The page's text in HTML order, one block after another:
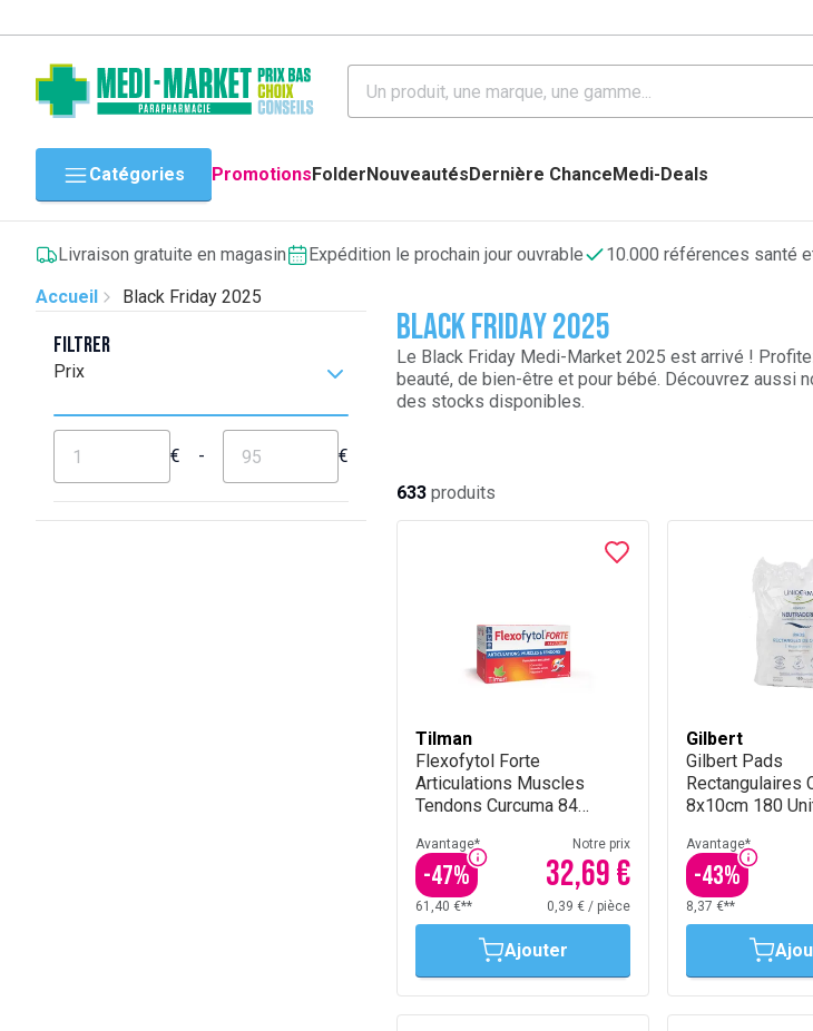
Catégories PromotionsFolderNouveautésDernière ChanceMedi-Deals
Livraison gratuite en magasin Expédition le prochain jour ouvrable 10.000 références santé
Accueil
Black Friday 2025
Filtrer
Prix
€ - €
Black Friday 2025
Le Black Friday Medi-Market 2025 est arrivé !
beauté, de bien-être et pour bébé. Découvrez aussi
des stocks disponibles.
633 produits
Tilman
Flexofytol Forte
Articulations Muscles
Tendons Curcuma 84
Avantage*
-47%
Notre prix
32,69 €
61,40 €** 0,39 € / pièce
Ajouter
Gilbert
Gilbert Pads
Rectangulaires
8x10cm 180
Avantage*
-43%
8,37 €**